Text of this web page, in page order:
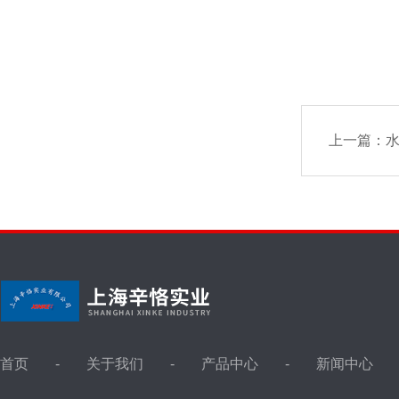
上一篇：
首页 关于我们 产品中心 新闻中心